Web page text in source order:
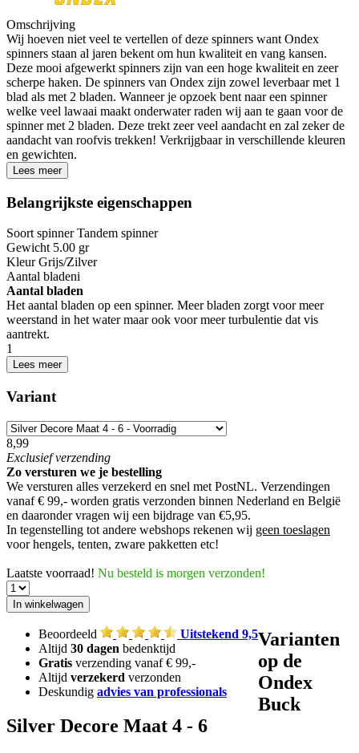
Omschrijving
Wij hoeven niet veel te vertellen of deze spinners want Ondex
spinners staan al jaren bekent om hun kwaliteit en vang kansen.
Deze mooi afgewerkt spinners zijn van een hoge kwaliteit en zeer
scherpe haken. De spinners van Ondex zijn zowel leverbaar met 1
blad als met 2 bladen. Wanneer je opzoek bent naar een spinner
welke veel lawaai maakt onderwater raden wij aan te gaan voor de
spinner met 2 bladen. Deze trekt zeer veel aandacht en zal zeker de
aandacht van roofvis trekken! Verkrijgbaar in verschillende kleuren
en gewichten.
Lees meer
Belangrijkste eigenschappen
Soort spinner Tandem spinner
Gewicht 5.00 gr
Kleur Grijs/Zilver
Aantal bladeni
Aantal bladen
Het aantal bladen op een spinner. Meer bladen zorgt voor meer
weerstand in het water maar ook voor meer turbulentie dat vis
aantrekt.
1
Lees meer
Variant
8,99
Exclusiefverzending
Zo versturen we je bestelling
We versturen alles verzekerd en snel met PostNL. Verzendingen
vanaf € 99,- worden gratis verzonden binnen Nederland en België
en daaronder vragen wij een bijdrage van €5,95.
In tegenstelling tot andere webshops rekenen wij geen toeslagen
voor hengels, tenten, zware pakketten etc!
Laatste voorraad! Nu besteld is morgen verzonden!
Beoordeeld
Uitstekend 9,5
Altijd 30 dagen bedenktijd
Gratis verzending vanaf € 99,-
Altijd verzekerd verzonden
Deskundig advies van professionals
Varianten
op de
Ondex
Buck
Silver Decore Maat 4 - 6